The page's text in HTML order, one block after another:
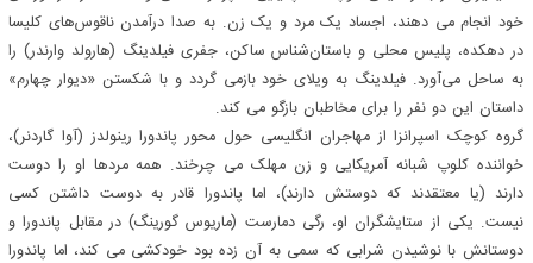
خود انجام می دهند، اجساد یک مرد و یک زن. به صدا درآمدن ناقوس‌های کلیسا
در دهکده، پلیس محلی و باستان‌شناس ساکن، جفری فیلدینگ (هارولد وارندر) را
به ساحل می‌آورد. فیلدینگ به ویلای خود بازمی گردد و با شکستن «دیوار چهارم»
داستان این دو نفر را برای مخاطبان بازگو می کند.
گروه کوچک اسپرانزا از مهاجران انگلیسی حول محور پاندورا رینولدز (آوا گاردنر)،
خواننده کلوپ شبانه آمریکایی و زن مهلک می چرخند. همه مردها او را دوست
دارند (یا معتقدند که دوستش دارند)، اما پاندورا قادر به دوست داشتن کسی
نیست. یکی از ستایشگران او، رگی دمارست (ماریوس گورینگ) در مقابل پاندورا و
دوستانش با نوشیدن شرابی که سمی به آن زده بود خودکشی می کند، اما پاندورا